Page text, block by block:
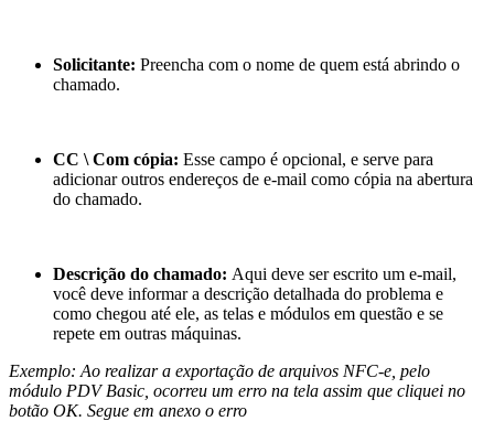
Solicitante: Preencha com o nome de quem está abrindo o
chamado.
CC \ Com cópia: Esse campo é opcional, e serve para
adicionar outros endereços de e-mail como cópia na abertura
do chamado.
Descrição do chamado: Aqui deve ser escrito um e-mail,
você deve informar a descrição detalhada do problema e
como chegou até ele, as telas e módulos em questão e se
repete em outras máquinas.
Exemplo: Ao realizar a exportação de arquivos NFC-e, pelo
módulo PDV Basic, ocorreu um erro na tela assim que cliquei no
botão OK. Segue em anexo o erro